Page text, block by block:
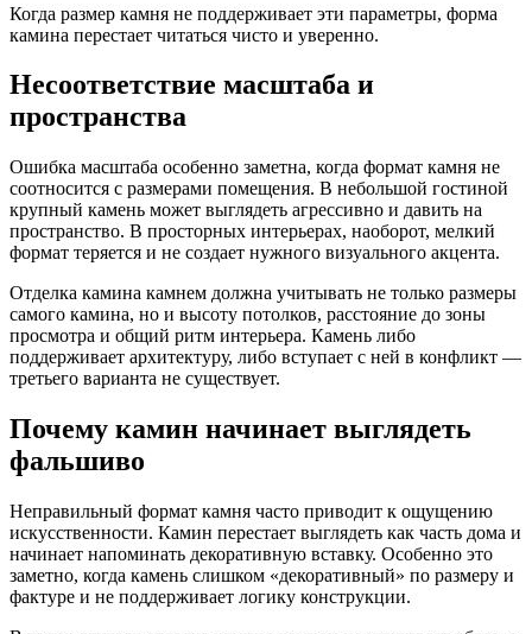
Когда размер камня не поддерживает эти параметры, форма
камина перестает читаться чисто и уверенно.
Несоответствие масштаба и
пространства
Ошибка масштаба особенно заметна, когда формат камня не
соотносится с размерами помещения. В небольшой гостиной
крупный камень может выглядеть агрессивно и давить на
пространство. В просторных интерьерах, наоборот, мелкий
формат теряется и не создает нужного визуального акцента.
Отделка камина камнем должна учитывать не только размеры
самого камина, но и высоту потолков, расстояние до зоны
просмотра и общий ритм интерьера. Камень либо
поддерживает архитектуру, либо вступает с ней в конфликт —
третьего варианта не существует.
Почему камин начинает выглядеть
фальшиво
Неправильный формат камня часто приводит к ощущению
искусственности. Камин перестает выглядеть как часть дома и
начинает напоминать декоративную вставку. Особенно это
заметно, когда камень слишком «декоративный» по размеру и
фактуре и не поддерживает логику конструкции.